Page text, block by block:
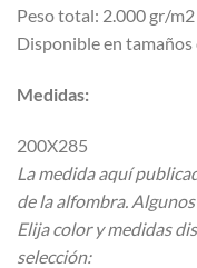
Peso total: 2.000 gr/m2
Disponible en tamaños
Medidas:
200X285
La medida aquí
de la alfombra.
Elija color y medidas
selección: